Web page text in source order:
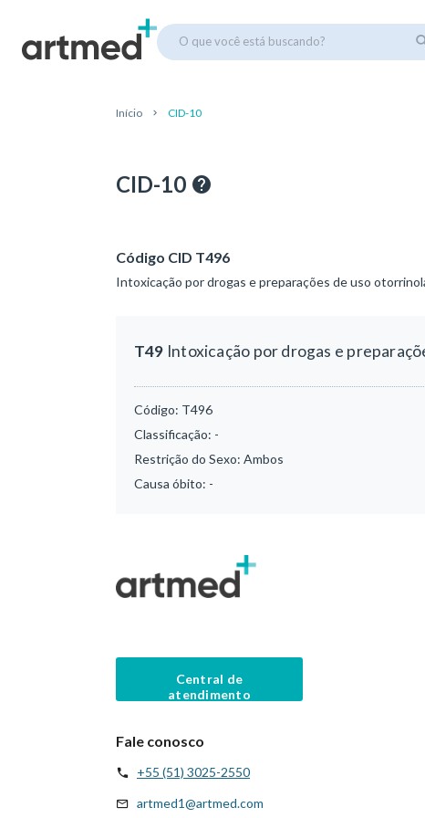
O que você está buscando?
Início CID-10
CID-10
Código CID T496
Intoxicação por drogas e preparações de uso
T49 Intoxicação por drogas e
Código: T496
Classificação: -
Restrição do Sexo: Ambos
Causa óbito: -
Central de
atendimento
Fale conosco
+55 (51) 3025-2550
artmed1@artmed.com